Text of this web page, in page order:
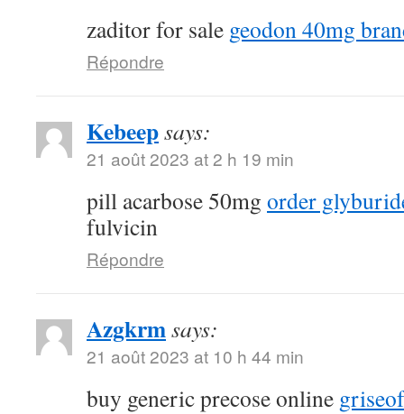
zaditor for sale geodon 40mg
Répondre
Kebeepsays:
21 août 2023 at 2 h 19 min
pill acarbose 50mg order
fulvicin
Répondre
Azgkrmsays:
21 août 2023 at 10 h 44 min
buy generic precose online